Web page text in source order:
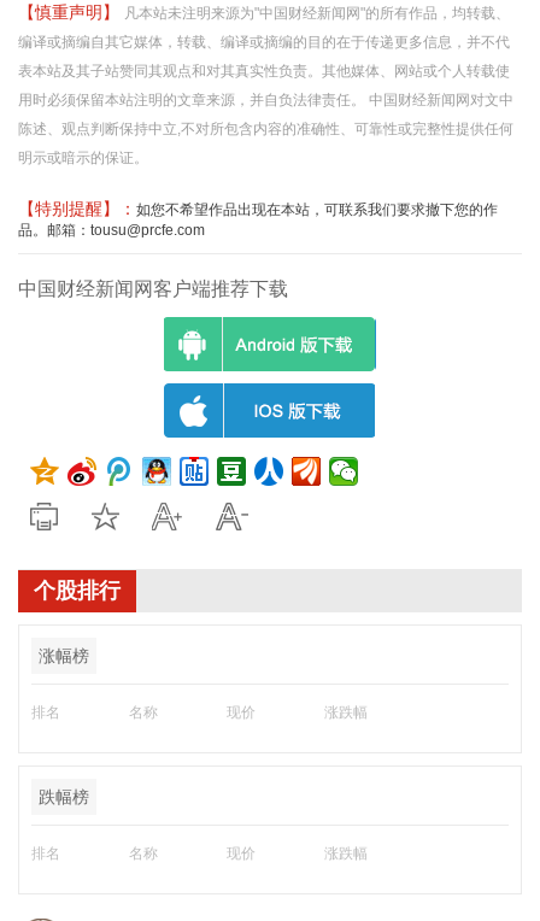
【慎重声明】
凡本站未注明来源为"中国财经新闻网"的所有作品，均转载、
编译或摘编自其它媒体，转载、编译或摘编的目的在于传递更多信息，并不代
表本站及其子站赞同其观点和对其真实性负责。其他媒体、网站或个人转载使
用时必须保留本站注明的文章来源，并自负法律责任。 中国财经新闻网对文中
陈述、观点判断保持中立,不对所包含内容的准确性、可靠性或完整性提供任何
明示或暗示的保证。
【特别提醒】： 如您不希望作品出现在本站，可联系我们要求撤下您的作
品。邮箱：tousu@prcfe.com
中国财经新闻网客户端推荐下载
个股排行
涨幅榜
排名 名称 现价 涨跌幅
跌幅榜
排名 名称 现价 涨跌幅